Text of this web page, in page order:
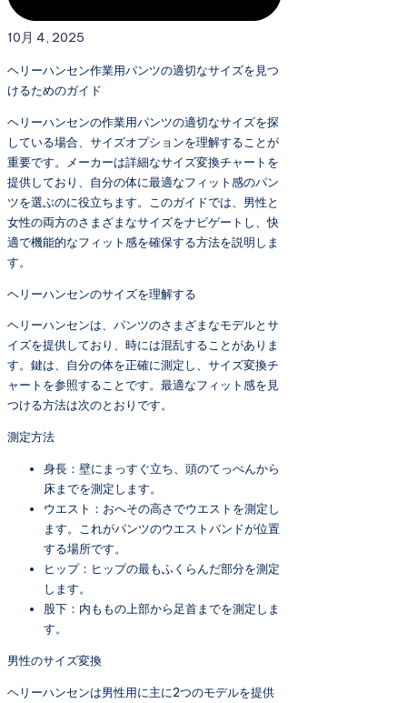
10月 4, 2025
ヘリーハンセン作業用パンツの適切なサイズを見つ
けるためのガイド
ヘリーハンセンの作業用パンツの適切なサイズを探
している場合、サイズオプションを理解することが
重要です。メーカーは詳細なサイズ変換チャートを
提供しており、自分の体に最適なフィット感のパン
ツを選ぶのに役立ちます。このガイドでは、男性と
女性の両方のさまざまなサイズをナビゲートし、快
適で機能的なフィット感を確保する方法を説明しま
す。
ヘリーハンセンのサイズを理解する
ヘリーハンセンは、パンツのさまざまなモデルとサ
イズを提供しており、時には混乱することがありま
す。鍵は、自分の体を正確に測定し、サイズ変換チ
ャートを参照することです。最適なフィット感を見
つける方法は次のとおりです。
測定方法
身長：壁にまっすぐ立ち、頭のてっぺんから
床までを測定します。
ウエスト：おへその高さでウエストを測定し
ます。これがパンツのウエストバンドが位置
する場所です。
ヒップ：ヒップの最もふくらんだ部分を測定
します。
股下：内ももの上部から足首までを測定しま
す。
男性のサイズ変換
ヘリーハンセンは男性用に主に2つのモデルを提供